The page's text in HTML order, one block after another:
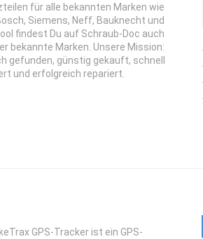
für alle bekannten Marken wie
Siemens, Neff, Bauknecht und
findest Du auf Schraub-Doc auch
bekannte Marken. Unsere Mission:
gefunden, günstig gekauft, schnell
und erfolgreich repariert.
GPS-Tracker ist ein GPS-